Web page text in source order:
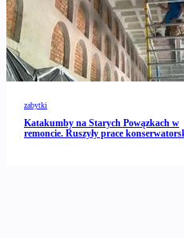
zabytki
Katakumby na Starych Powązkach w
remoncie. Ruszyły prace